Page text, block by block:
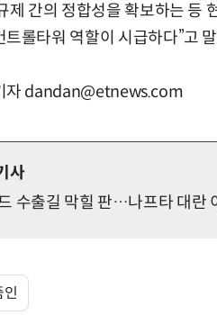
제 간의 정합성을 확보하는 등
트롤타워 역할이 시급하다”고
자 dandan@etnews.com
사
수출길 막힐 판…나프타 대란
인